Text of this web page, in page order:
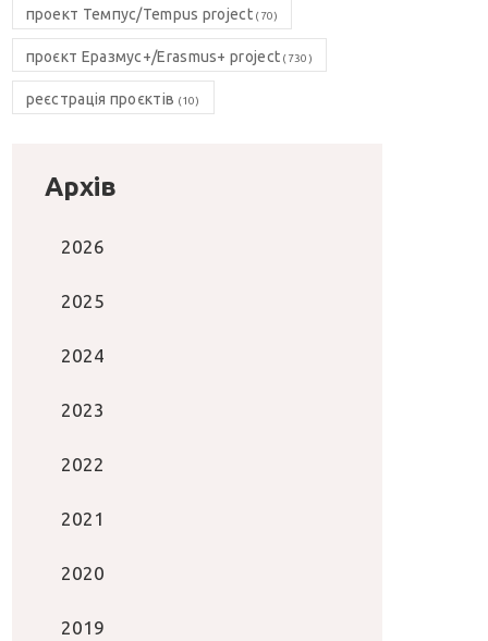
проект Темпус/Tempus project(70)
проєкт Еразмус+/Erasmus+ project (730)
реєстрація проєктів (10)
Архів
2026
2025
2024
2023
2022
2021
2020
2019